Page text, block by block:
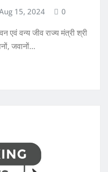
15, 2024 0
एवं वन्य जीव राज्य मंत्री श्री
जवानों…